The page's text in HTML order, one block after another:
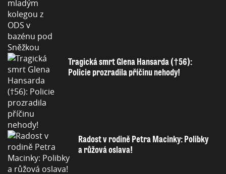
Tragická smrt Glena Hansarda (†56):
Policie prozradila příčinu nehody!
Radost v rodině Petra Macinky: Polibky
a růžová oslava!